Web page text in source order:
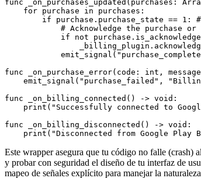
func _on_purchases_updated(purchases:
    for purchase in purchases:
if purchase.purchase_state == 1:
# Acknowledge the purchase
if not
func _on_purchase_error(code: int,
emit_signal("purchase_failed",
func _on_billing_connected() -> void:
print("Successfully connected to
func _on_billing_disconnected() -> void:
Este wrapper asegura que tu código no falle (crash)
y probar con seguridad el diseño de tu interfaz de
mapeo de señales explícito para manejar la